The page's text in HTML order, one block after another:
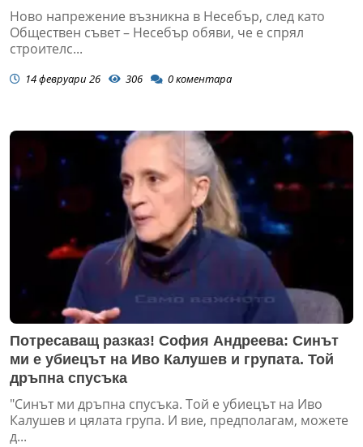
Ново напрежение възникна в Несебър, след като
Обществен съвет – Несебър обяви, че е спрял
строителс...
14 февруари 26 306 0коментара
Потресаващ разказ! София Андреева: Синът
ми е убиецът на Иво Калушев и групата. Той
дръпна спусъка
"Синът ми дръпна спусъка. Той е убиецът на Иво
Калушев и цялата група. И вие, предполагам, можете
д...